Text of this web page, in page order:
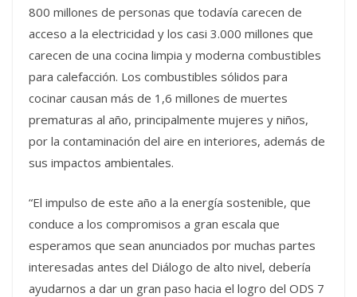
800 millones de personas que todavía carecen de
acceso a la electricidad y los casi 3.000 millones que
carecen de una cocina limpia y moderna combustibles
para calefacción. Los combustibles sólidos para
cocinar causan más de 1,6 millones de muertes
prematuras al año, principalmente mujeres y niños,
por la contaminación del aire en interiores, además de
sus impactos ambientales.
“El impulso de este año a la energía sostenible, que
conduce a los compromisos a gran escala que
esperamos que sean anunciados por muchas partes
interesadas antes del Diálogo de alto nivel, debería
ayudarnos a dar un gran paso hacia el logro del ODS 7